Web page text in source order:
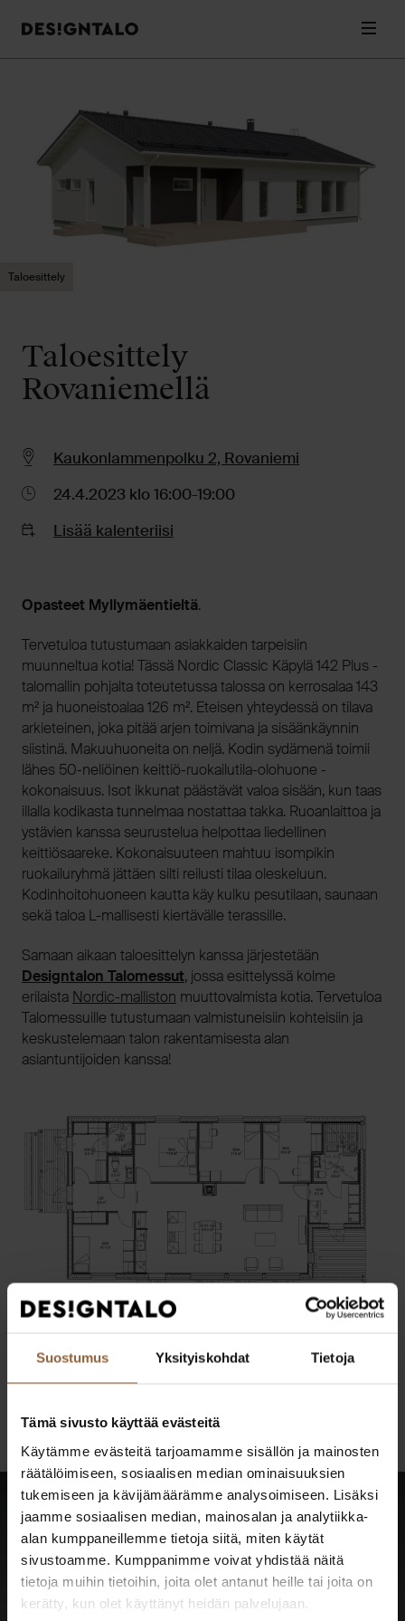
Suostumus Yksityiskohdat Tietoja
Tämä sivusto käyttää evästeitä
Käytämme evästeitä tarjoamamme sisällön ja mainosten
räätälöimiseen, sosiaalisen median ominaisuuksien
tukemiseen ja kävijämäärämme analysoimiseen. Lisäksi
jaamme sosiaalisen median, mainosalan ja analytiikka-
alan kumppaneillemme tietoja siitä, miten käytät
sivustoamme. Kumppanimme voivat yhdistää näitä
tietoja muihin tietoihin, joita olet antanut heille tai joita on
kerätty, kun olet käyttänyt heidän palvelujaan.
Designtalo
Taloesittely
Taloesittely
Rovaniemellä
Kaukonlammenpolku 2, Rovaniemi
24.4.2023 klo 16:00-19:00
Lisää kalenteriisi
Opasteet Myllymäentieltä.
Tervetuloa tutustumaan asiakkaiden tarpeisiin
muunneltua kotia! Tässä Nordic Classic Käpylä 142 Plus -
talomallin pohjalta toteutetussa talossa on kerrosalaa 143
m² ja huoneistoalaa 126 m². Eteisen yhteydessä on tilava
arkieteinen, joka pitää arjen toimivana ja sisäänkäynnin
siistinä. Makuuhuoneita on neljä. Kodin sydämenä toimii
lähes 50-neliöinen keittiö-ruokailutila-olohuone -
kokonaisuus. Isot ikkunat päästävät valoa sisään, kun taas
illalla kodikasta tunnelmaa nostattaa takka. Ruoanlaittoa ja
ystävien kanssa seurustelua helpottaa liedellinen
keittiösaareke. Kokonaisuuteen mahtuu isompikin
ruokailuryhmä jättäen silti reilusti tilaa oleskeluun.
Kodinhoitohuoneen kautta käy kulku pesutilaan, saunaan
sekä taloa L-mallisesti kiertävälle terassille.
Samaan aikaan taloesittelyn kanssa järjestetään
Designtalon Talomessut, jossa esittelyssä kolme
erilaista Nordic-malliston muuttovalmista kotia. Tervetuloa
Talomessuille tutustumaan valmistuneisiin kohteisiin ja
keskustelemaan talon rakentamisesta alan
asiantuntijoiden kanssa!
Katso kaikki tulevat
taloesittelyt